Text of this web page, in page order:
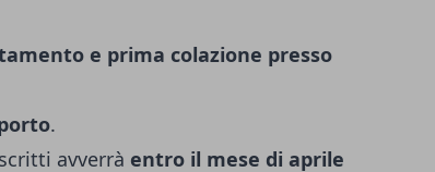
e prima colazione presso
.
avverrà entro il mese di aprile